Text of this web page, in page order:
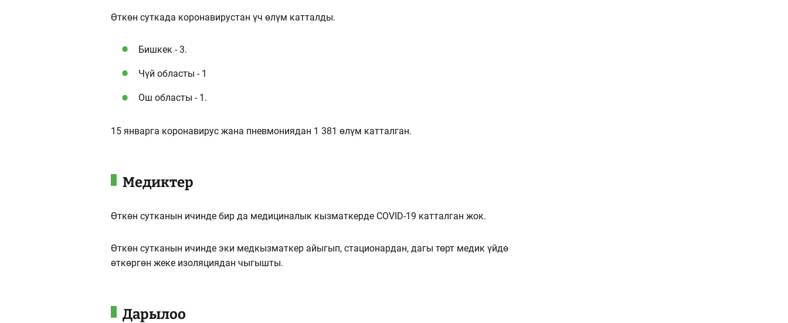
Өткөн суткада коронавирустан үч өлүм катталды.
Бишкек - 3.
Чүй областы - 1
Ош областы - 1.
15 январга коронавирус жана пневмониядан 1 381 өлүм катталган.
Медиктер
Өткөн сутканын ичинде бир да медициналык кызматкерде COVID-19 катталган жок.
Өткөн сутканын ичинде эки медкызматкер айыгып, стационардан, дагы төрт медик үйдө
өткөргөн жеке изоляциядан чыгышты.
Дарылоо